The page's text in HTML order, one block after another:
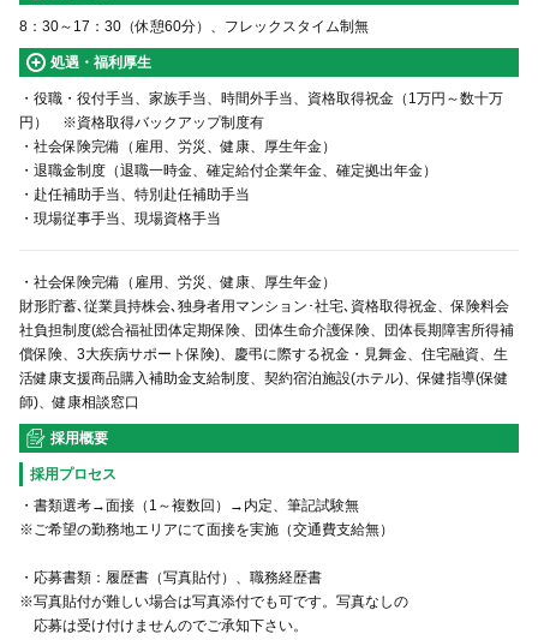
8：30～17：30（休憩60分）、フレックスタイム制無
処遇・福利厚生
・役職・役付手当、家族手当、時間外手当、資格取得祝金（1万円～数十万
円） ※資格取得バックアップ制度有
・社会保険完備（雇用、労災、健康、厚生年金）
・退職金制度（退職一時金、確定給付企業年金、確定拠出年金）
・赴任補助手当、特別赴任補助手当
・現場従事手当、現場資格手当
・社会保険完備（雇用、労災、健康、厚生年金）
財形貯蓄､従業員持株会､独身者用マンション･社宅､資格取得祝金、保険料会
社負担制度(総合福祉団体定期保険、団体生命介護保険、団体長期障害所得補
償保険、3大疾病サポート保険)、慶弔に際する祝金・見舞金、住宅融資、生
活健康支援商品購入補助金支給制度、契約宿泊施設(ホテル)、保健指導(保健
師)、健康相談窓口
採用概要
採用プロセス
・書類選考→面接（1～複数回）→内定、筆記試験無
※ご希望の勤務地エリアにて面接を実施（交通費支給無）
・応募書類：履歴書（写真貼付）、職務経歴書
※写真貼付が難しい場合は写真添付でも可です。写真なしの
応募は受け付けませんのでご承知下さい。